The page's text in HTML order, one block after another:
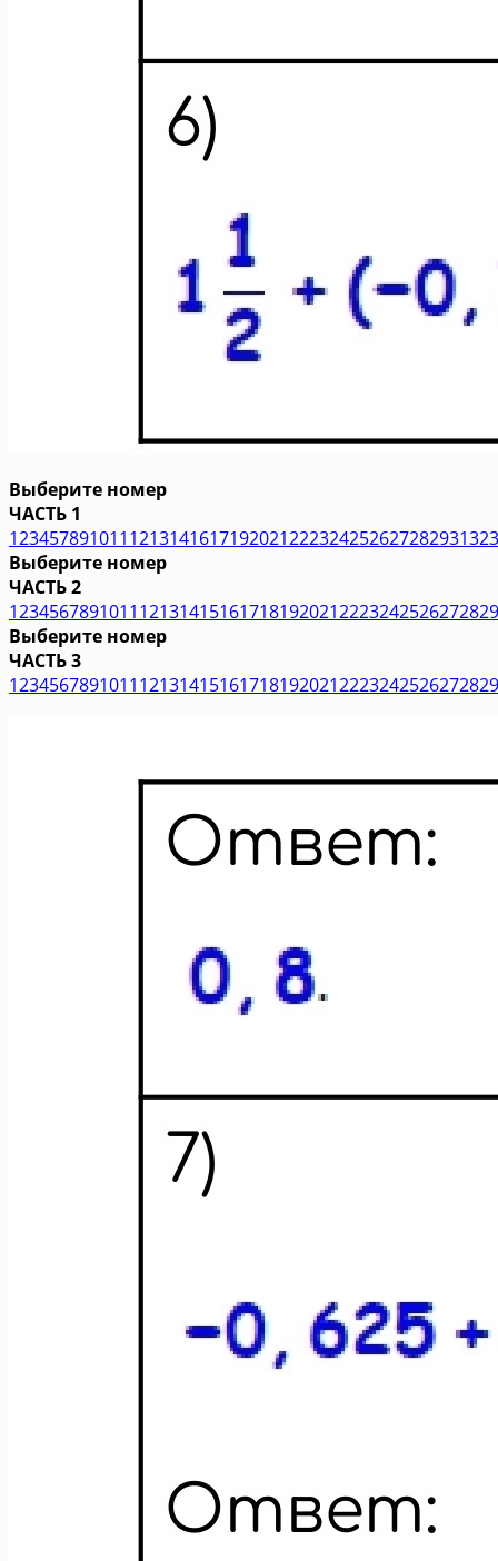
Выберите номер
ЧАСТЬ 1
123457891011121314161719202122232425262728293132
Выберите номер
ЧАСТЬ 2
1234567891011121314151617181920212223242526272829
Выберите номер
ЧАСТЬ 3
1234567891011121314151617181920212223242526272829